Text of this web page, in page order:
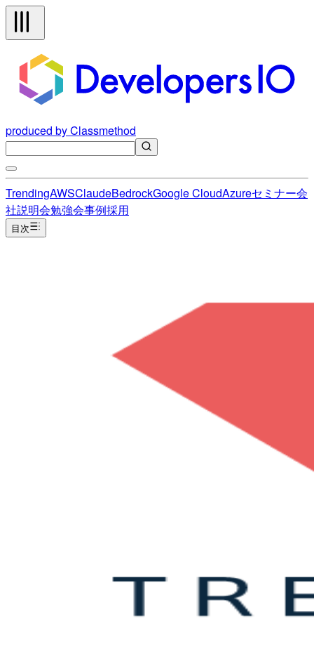
produced by Classmethod
TrendingAWSClaudeBedrockGoogle CloudAzureセミナー会
社説明会勉強会事例採用
目次